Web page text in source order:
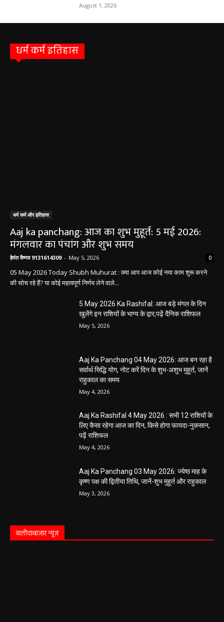
August 1, 2026
धर्म कर्म इतिहास
धर्म कर्म और इतिहास
Aaj ka panchang: आज का शुभ मुहूर्त: 5 मई 2026:
मंगलवार का पंचांग और शुभ समय
हेमंत वैष्णव 9131614309 - May 5, 2026 0
05 May 2026 Today Shubh Muhurat : क्या आप आज कोई नया काम शुरू करने
की सोच रहे हैं? या कोई महत्वपूर्ण निर्णय लेने वाले...
5 May 2026 Ka Rashifal: आज बड़े मंगल के दिन
खुलेंगे इन राशियों के भाग्य के द्वार,पढ़ें दैनिक राशिफल
May 5, 2026
Aaj Ka Panchang 04 May 2026: आज बन रहा है
सर्वार्थ सिद्धि योग, नोट करें दिन के शुभ-अशुभ मुहूर्त, जानें
राहुकाल का समय
May 4, 2026
Aaj Ka Rashifal 4 May 2026 : सभी 12 राशियों के
लिए कैसा रहेगा आज का दिन, किसे होगा फायदा-नुकसान,
पढ़ें राशिफल
May 4, 2026
Aaj Ka Panchang 03 May 2026: ज्येष्ठ माह के
कृष्ण पक्ष की द्वितीया तिथि, जानें-शुभ मुहूर्त और राहुकाल
May 3, 2026
बलौदाबाज़ार न्यूज़